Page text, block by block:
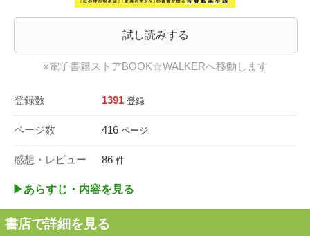
試し読みする
※電子書籍ストアBOOK☆WALKERへ移動します
登録数 1391 登録
ページ数 416 ページ
感想・レビュー 86 件
▶︎あらすじ・内容を見る
書店で詳細を見る